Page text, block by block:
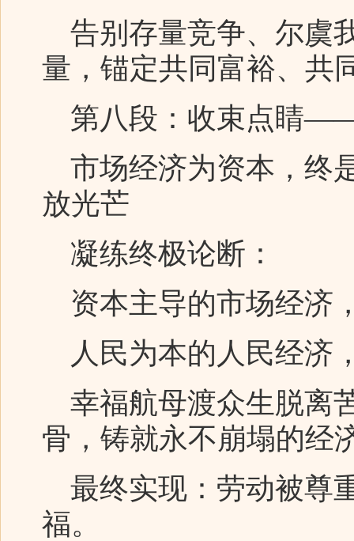
告别存量竞争、尔虞
量，锚定共同富裕、共
第八段：收束点睛
市场经济为资本，终
放光芒
凝练终极论断：
资本主导的市场经济
人民为本的人民经济
幸福航母渡众生脱离
骨，铸就永不崩塌的经
最终实现：劳动被尊
福。